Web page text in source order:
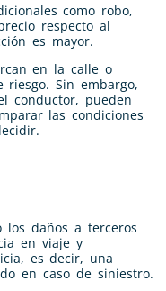
como robo,
respecto al
es mayor.
en la calle o
Sin embargo,
conductor, pueden
las condiciones
los daños a terceros
en viaje y
es decir, una
en caso de siniestro.